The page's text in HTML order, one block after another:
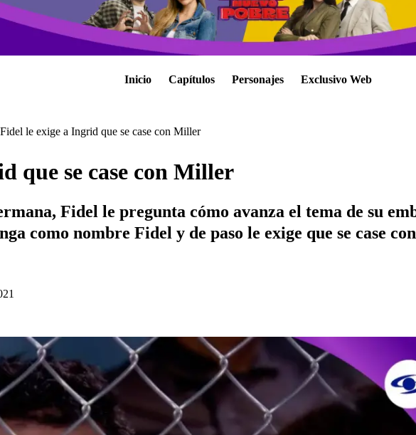
Inicio Capítulos Personajes Exclusivo Web
Fidel le exige a Ingrid que se case con Miller
que se case con Miller
Fidel le pregunta cómo avanza el tema de su
como nombre Fidel y de paso le exige que se case